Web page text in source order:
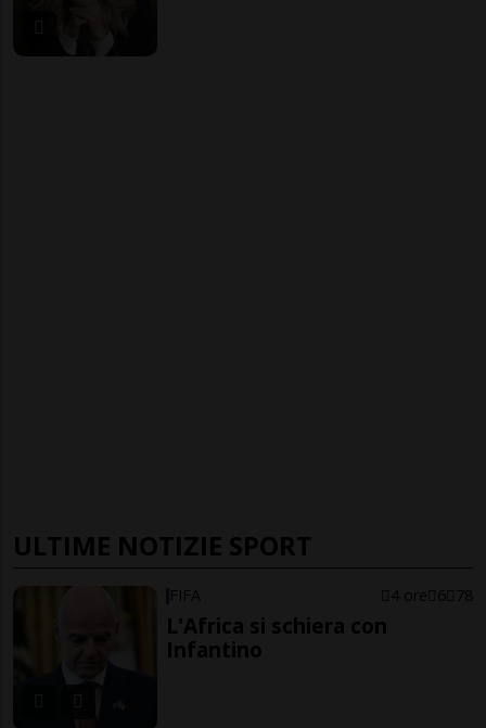
ULTIME NOTIZIE SPORT
FIFA 4 ore 6 78
L'Africa si schiera con
Infantino